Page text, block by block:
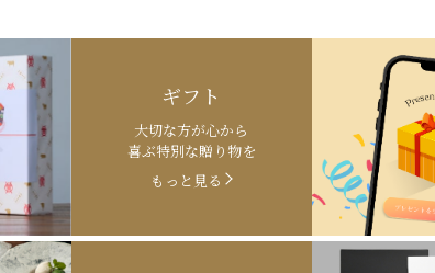
ギフト
大切な方が心から
喜ぶ特別な贈り物を
もっと見る